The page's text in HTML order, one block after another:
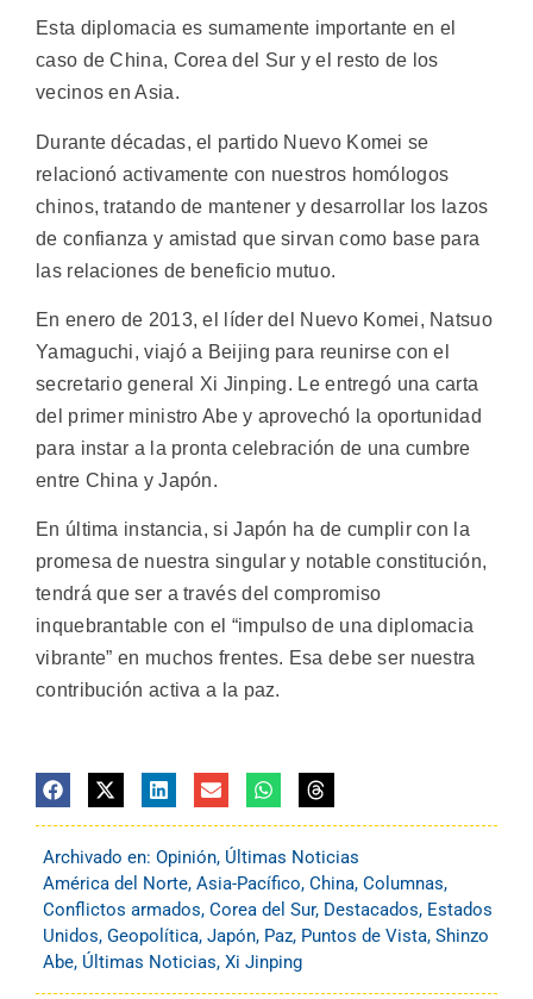
Esta diplomacia es sumamente importante en el
caso de China, Corea del Sur y el resto de los
vecinos en Asia.
Durante décadas, el partido Nuevo Komei se
relacionó activamente con nuestros homólogos
chinos, tratando de mantener y desarrollar los lazos
de confianza y amistad que sirvan como base para
las relaciones de beneficio mutuo.
En enero de 2013, el líder del Nuevo Komei, Natsuo
Yamaguchi, viajó a Beijing para reunirse con el
secretario general Xi Jinping. Le entregó una carta
del primer ministro Abe y aprovechó la oportunidad
para instar a la pronta celebración de una cumbre
entre China y Japón.
En última instancia, si Japón ha de cumplir con la
promesa de nuestra singular y notable constitución,
tendrá que ser a través del compromiso
inquebrantable con el “impulso de una diplomacia
vibrante” en muchos frentes. Esa debe ser nuestra
contribución activa a la paz.
Archivado en: Opinión, Últimas Noticias
América del Norte, Asia-Pacífico, China, Columnas,
Conflictos armados, Corea del Sur, Destacados, Estados
Unidos, Geopolítica, Japón, Paz, Puntos de Vista, Shinzo
Abe, Últimas Noticias, Xi Jinping